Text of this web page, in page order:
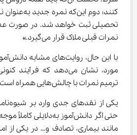
کنند؛ دوم
تحصیلی ثبت خواهد شد. در صورت
نمرات قبلی ملاک قرار می‌گیرد.»
با
ترمیم نمرات با چالش‌هایی همراه است.
یکی
حتی اگر دانش‌آموز
مانند بیماری، تصادف و… در یکی از